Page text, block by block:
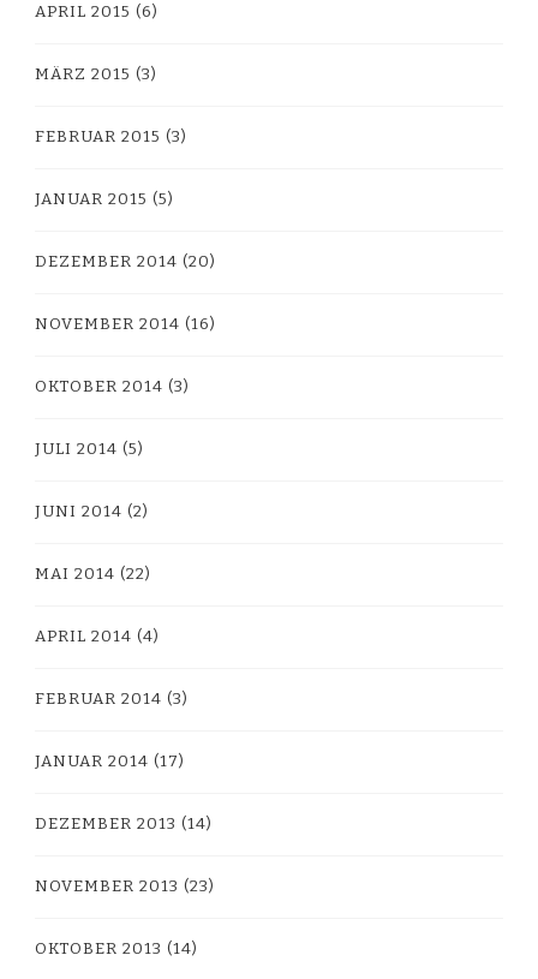
APRIL 2015 (6)
MÄRZ 2015 (3)
FEBRUAR 2015 (3)
JANUAR 2015 (5)
DEZEMBER 2014 (20)
NOVEMBER 2014 (16)
OKTOBER 2014 (3)
JULI 2014 (5)
JUNI 2014 (2)
MAI 2014 (22)
APRIL 2014 (4)
FEBRUAR 2014 (3)
JANUAR 2014 (17)
DEZEMBER 2013 (14)
NOVEMBER 2013 (23)
OKTOBER 2013 (14)